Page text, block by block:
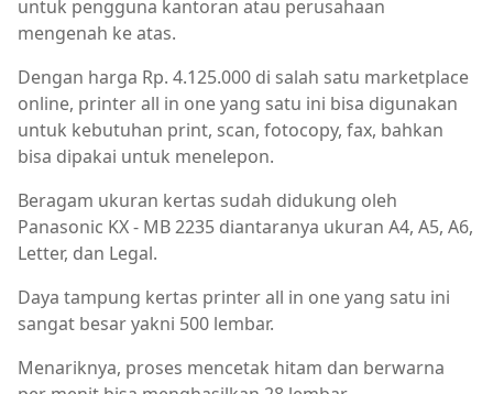
untuk pengguna kantoran atau perusahaan
mengenah ke atas.
Dengan harga Rp. 4.125.000 di salah satu marketplace
online, printer all in one yang satu ini bisa digunakan
untuk kebutuhan print, scan, fotocopy, fax, bahkan
bisa dipakai untuk menelepon.
Beragam ukuran kertas sudah didukung oleh
Panasonic KX - MB 2235 diantaranya ukuran A4, A5, A6,
Letter, dan Legal.
Daya tampung kertas printer all in one yang satu ini
sangat besar yakni 500 lembar.
Menariknya, proses mencetak hitam dan berwarna